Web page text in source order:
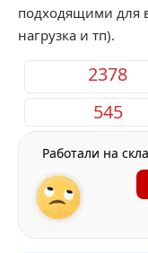
подходящими для
нагрузка и тп).
2378
545
Работали на